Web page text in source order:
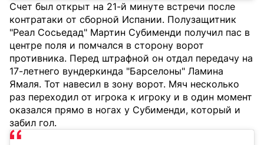
Счет был открыт на 21-й минуте встречи после
контратаки от сборной Испании. Полузащитник
"Реал Сосьедад" Мартин Субименди получил пас в
центре поля и помчался в сторону ворот
противника. Перед штрафной он отдал передачу на
17-летнего вундеркинда "Барселоны" Ламина
Ямаля. Тот навесил в зону ворот. Мяч несколько
раз переходил от игрока к игроку и в один момент
оказался прямо в ногах у Субименди, который и
забил гол.